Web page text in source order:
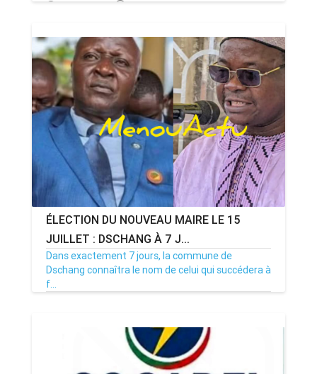
13/07/26 Par MenouActu 0
ÉLECTION DU NOUVEAU MAIRE LE 15
JUILLET : DSCHANG À 7 J...
Dans exactement 7 jours, la commune de
Dschang connaîtra le nom de celui qui succédera à
f...